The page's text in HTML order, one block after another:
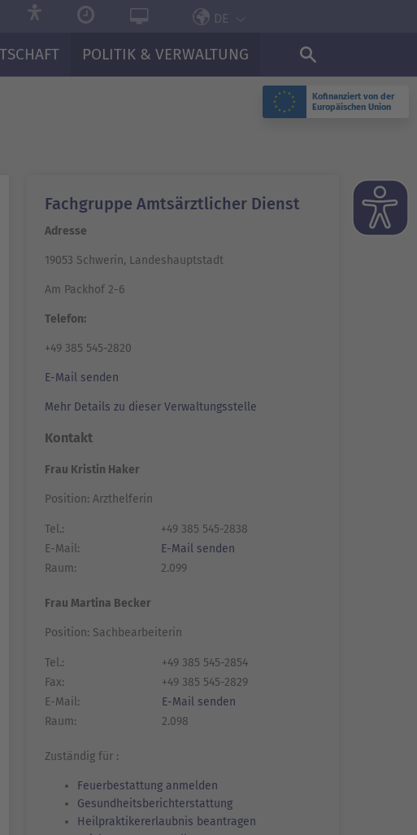
Kofinanziert von der
Europäischen Union
DE
POLITIK & VERWALTUNG
Fachgruppe Amtsärztlicher Dienst
Adresse
19053 Schwerin, Landeshauptstadt
Am Packhof 2-6
Telefon:
+49 385 545-2820
E-Mail senden
Mehr Details zu dieser Verwaltungsstelle
Kontakt
Frau Kristin Haker
Position: Arzthelferin
Tel.:
+49 385 545-2838
E-Mail:
E-Mail senden
Raum:
2.099
Frau Martina Becker
Position: Sachbearbeiterin
Tel.:
+49 385 545-2854
Fax:
+49 385 545-2829
E-Mail:
E-Mail senden
Raum:
2.098
Zuständig für :
Feuerbestattung anmelden
Gesundheitsberichterstattung
Heilpraktikererlaubnis beantragen